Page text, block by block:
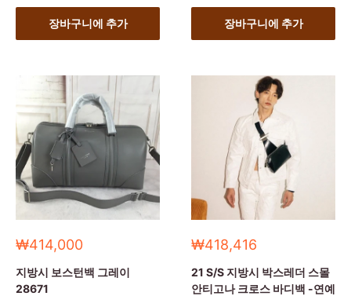
장바구니에 추가 장바구니에 추가
세
가
₩414,000
지방시 보스턴백 그레이
28671
세
가
₩418,416
21 S/S 지방시 박스레더 스몰
안티고나 크로스 바디백 -연예